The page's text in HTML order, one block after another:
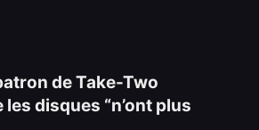
de Take-Two
disques “n’ont plus